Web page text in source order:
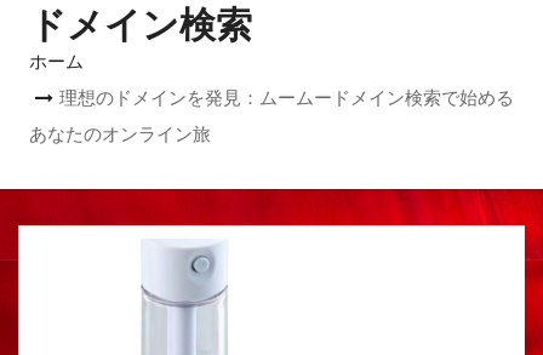
ドメイン検索
ホーム
理想のドメインを発見：ムームードメイン検索で始める
あなたのオンライン旅